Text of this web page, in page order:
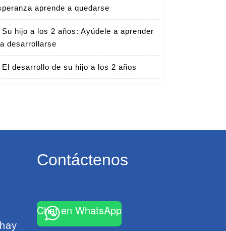
aprende a quedarse
Su hijo a los 2 años: Ayúdele a aprender
desarrollarse
El desarrollo de su hijo a los 2 años
Contáctenos
Chat en WhatsApp